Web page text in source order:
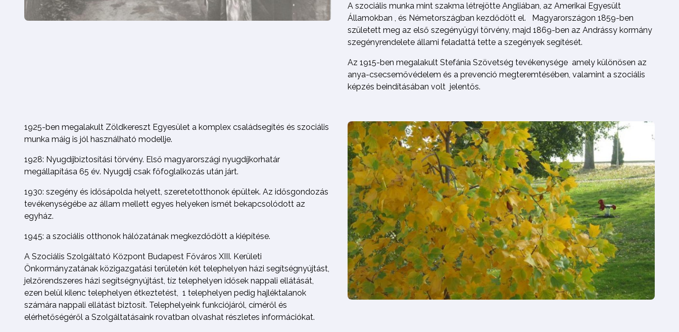
A szociális munka mint szakma létrejötte Angliában, az Amerikai Egyesült
Államokban , és Németországban kezdődött el. Magyarországon 1859-ben
született meg az első szegényügyi törvény, majd 1869-ben az Andrássy kormány
szegényrendelete állami feladattá tette a szegények segítését.
Az 1915-ben megalakult Stefánia Szövetség tevékenysége amely különösen az
anya-csecsemővédelem és a prevenció megteremtésében, valamint a szociális
képzés beindításában volt jelentős.
1925-ben megalakult Zöldkereszt Egyesület a komplex családsegítés és szociális
munka máig is jól használható modellje.
1928: Nyugdíjbiztosítási törvény. Első magyarországi nyugdíjkorhatár
megállapítása 65 év. Nyugdíj csak főfoglalkozás után járt.
1930: szegény és idősápolda helyett, szeretetotthonok épültek. Az idősgondozás
tevékenységébe az állam mellett egyes helyeken ismét bekapcsolódott az
egyház.
1945: a szociális otthonok hálózatának megkezdődött a kiépítése.
A Szociális Szolgáltató Központ Budapest Főváros XIII. Kerületi
Önkormányzatának közigazgatási területén két telephelyen házi segítségnyújtást,
jelzőrendszeres házi segítségnyújtást, tíz telephelyen idősek nappali ellátását,
ezen belül kilenc telephelyen étkeztetést, 1 telephelyen pedig hajléktalanok
számára nappali ellátást biztosít. Telephelyeink funkciójáról, címéről és
elérhetőségéről a Szolgáltatásaink rovatban olvashat részletes információkat.